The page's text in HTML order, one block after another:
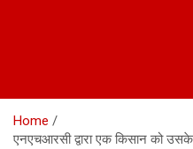
Home
एनएचआरसी द्वारा एक किसान को